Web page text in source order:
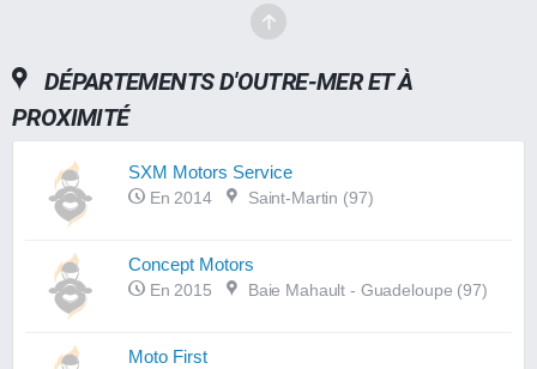
DÉPARTEMENTS D'OUTRE-MER ET À
PROXIMITÉ
SXM Motors Service
En 2014 Saint-Martin (97)
Concept Motors
En 2015 Baie Mahault - Guadeloupe (97)
Moto First